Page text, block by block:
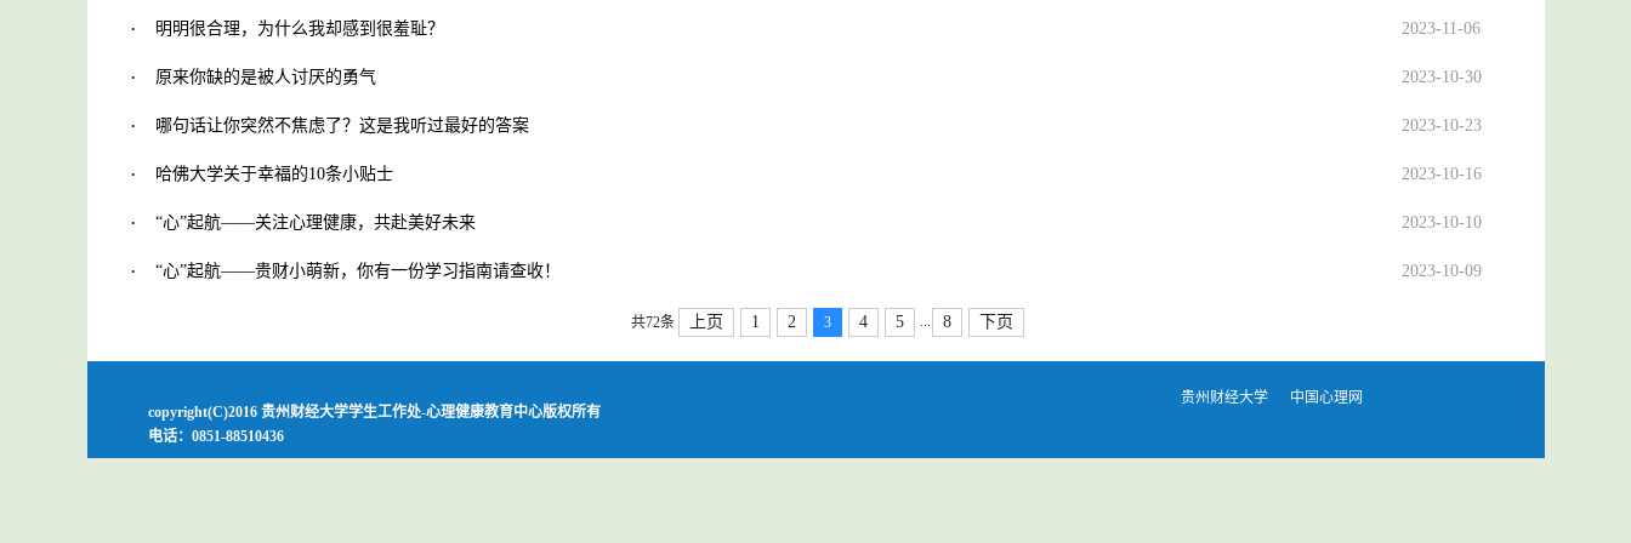
· 明明很合理，为什么我却感到很羞耻？ 2023-11-06
· 原来你缺的是被人讨厌的勇气 2023-10-30
· 哪句话让你突然不焦虑了？这是我听过最好的答案 2023-10-23
· 哈佛大学关于幸福的10条小贴士 2023-10-16
· “心”起航——关注心理健康，共赴美好未来 2023-10-10
· “心”起航——贵财小萌新，你有一份学习指南请查收！ 2023-10-09
共72条 上页 1 2 3 4 5 8 下页
copyright(C)2016 贵州财经大学学生工作处-心理健康教育中心版权所有
电话：0851-88510436
贵州财经大学 中国心理网